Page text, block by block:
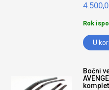
Rok
U
Bočni